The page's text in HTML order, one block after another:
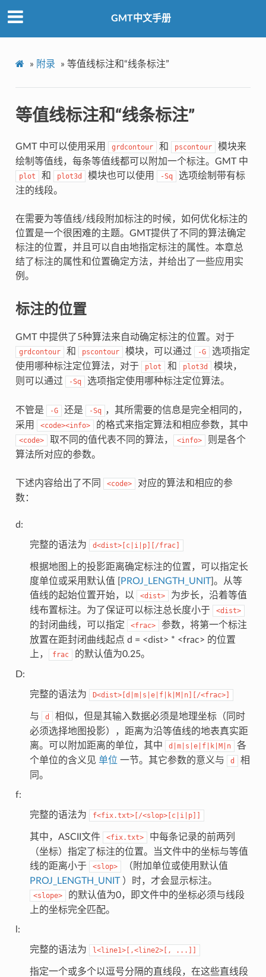
GMT中文手册
» 附录 » 等值线标注和“线条标注”
等值线标注和“线条标注”
GMT 中可以使用采用 grdcontour 和 pscontour
模块来
绘制等值线，每条等值线都可以附加一个标注。GMT 中
plot 和 plot3d 模块也可以使用 -Sq
选项绘制带有标
注的线段。
在需要为等值线/线段附加标注的时候，如何优化标注的
位置是一个很困难的主题。GMT提供了不同的算法确定
标注的位置，并且可以自由地指定标注的属性。本章总
结了标注的属性和位置确定方法，并给出了一些应用实
例。
标注的位置
GMT 中提供了5种算法来自动确定标注的位置。对于
grdcontour 和 pscontour 模块，可以通过 -G
选项指定
使用哪种标注定位算法，对于
plot 和 plot3d
模块，
则可以通过
-Sq 选项指定使用哪种标注定位算法。
不管是 -G 还是 -Sq ，其所需要的信息是完全相同的，
采用
<code><info> 的格式来指定算法和相应参数，其中
<code> 取不同的值代表不同的算法， <info>
则是各个
算法所对应的参数。
下述内容给出了不同 <code>
对应的算法和相应的参
数：
d:
完整的语法为 d<dist>[c|i|p][/frac]
根据地图上的投影距离确定标注的位置，可以指定长
度单位或采用默认值 [
PROJ_LENGTH_UNIT]。从等
值线的起始位置开始，以
<dist>
为步长，沿着等值
线布置标注。为了保证可以标注总长度小于
<dist>
的封闭曲线，可以指定 <frac>
参数，将第一个标注
放置在距封闭曲线起点 d = <dist> * <frac> 的位置
上，
frac 的默认值为0.25。
D:
完整的语法为 D<dist>[d|m|s|e|f|k|M|n][/<frac>]
与 d
相似，但是其输入数据必须是地理坐标（同时
必须选择地图投影），距离为沿等值线的地表真实距
离。可以附加距离的单位，其中
d|m|s|e|f|k|M|n
各
个单位的含义见 单位 一节。其它参数的意义与 d
相
同。
f:
完整的语法为 f<fix.txt>[/<slop>[c|i|p]]
其中，ASCII文件 <fix.txt>
中每条记录的前两列
（坐标）指定了标注的位置。当文件中的坐标与等值
线的距离小于
<slop>
（附加单位或使用默认值
PROJ_LENGTH_UNIT）时，才会显示标注。
<slope>
的默认值为0，即文件中的坐标必须与线段
上的坐标完全匹配。
l:
完整的语法为 l<line1>[,<line2>[, ...]]
指定一个或多个以逗号分隔的直线段，在这些直线段